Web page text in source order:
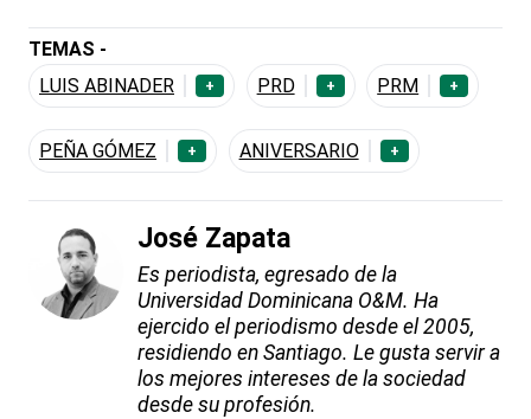
TEMAS -
LUIS ABINADER
+ PRD + PRM +
PEÑA GÓMEZ + ANIVERSARIO +
José Zapata
Es periodista, egresado de la
Universidad Dominicana O&M. Ha
ejercido el periodismo desde el 2005,
residiendo en Santiago. Le gusta servir a
los mejores intereses de la sociedad
desde su profesión.